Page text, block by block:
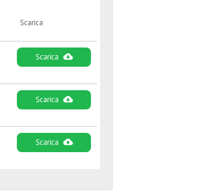
Scarica
Scarica
Scarica
Scarica